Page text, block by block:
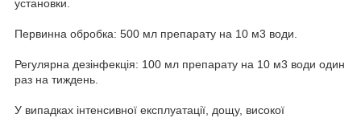
установки.
Первинна обробка: 500 мл препарату на 10 м3 води.
Регулярна дезінфекція: 100 мл препарату на 10 м3 води один
раз на тиждень.
У випадках інтенсивної експлуатації, дощу, високої